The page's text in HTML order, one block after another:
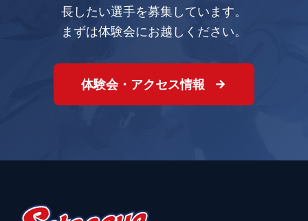
長したい選手を募集しています。
まずは体験会にお越しください。
体験会・アクセス情報